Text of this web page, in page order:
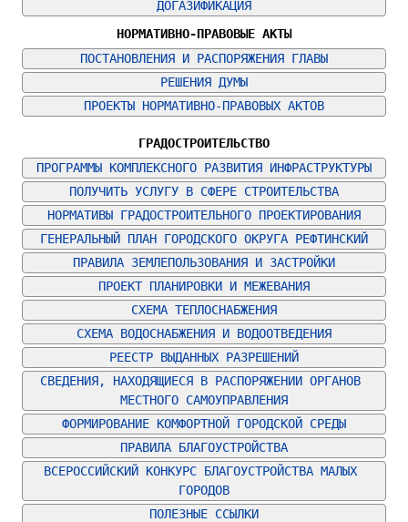
ДОГАЗИФИКАЦИЯ
НОРМАТИВНО-ПРАВОВЫЕ АКТЫ
ПОСТАНОВЛЕНИЯ И РАСПОРЯЖЕНИЯ ГЛАВЫ
РЕШЕНИЯ ДУМЫ
ПРОЕКТЫ НОРМАТИВНО-ПРАВОВЫХ АКТОВ
ГРАДОСТРОИТЕЛЬСТВО
ПРОГРАММЫ КОМПЛЕКСНОГО РАЗВИТИЯ ИНФРАСТРУКТУРЫ
ПОЛУЧИТЬ УСЛУГУ В СФЕРЕ СТРОИТЕЛЬСТВА
НОРМАТИВЫ ГРАДОСТРОИТЕЛЬНОГО ПРОЕКТИРОВАНИЯ
ГЕНЕРАЛЬНЫЙ ПЛАН ГОРОДСКОГО ОКРУГА РЕФТИНСКИЙ
ПРАВИЛА ЗЕМЛЕПОЛЬЗОВАНИЯ И ЗАСТРОЙКИ
ПРОЕКТ ПЛАНИРОВКИ И МЕЖЕВАНИЯ
СХЕМА ТЕПЛОСНАБЖЕНИЯ
СХЕМА ВОДОСНАБЖЕНИЯ И ВОДООТВЕДЕНИЯ
РЕЕСТР ВЫДАННЫХ РАЗРЕШЕНИЙ
СВЕДЕНИЯ, НАХОДЯЩИЕСЯ В РАСПОРЯЖЕНИИ ОРГАНОВ
МЕСТНОГО САМОУПРАВЛЕНИЯ
ФОРМИРОВАНИЕ КОМФОРТНОЙ ГОРОДСКОЙ СРЕДЫ
ПРАВИЛА БЛАГОУСТРОЙСТВА
ВСЕРОССИЙСКИЙ КОНКУРС БЛАГОУСТРОЙСТВА МАЛЫХ
ГОРОДОВ
ПОЛЕЗНЫЕ ССЫЛКИ